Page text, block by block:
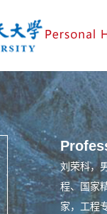
刘荣科，
程、国家
家，工程